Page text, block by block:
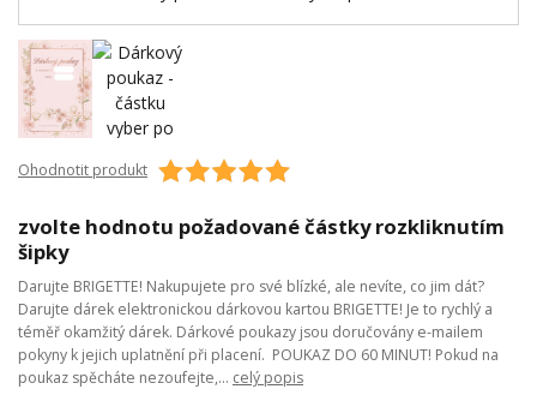
Ohodnotit produkt
zvolte hodnotu požadované částky rozkliknutím
šipky
Darujte BRIGETTE! Nakupujete pro své blízké, ​​ale nevíte, co jim dát?
Darujte dárek elektronickou dárkovou kartou BRIGETTE! Je to rychlý a
téměř okamžitý dárek. Dárkové poukazy jsou doručovány e-mailem
pokyny k jejich uplatnění při placení. POUKAZ DO 60 MINUT! Pokud na
poukaz spěcháte nezoufejte,... celý popis